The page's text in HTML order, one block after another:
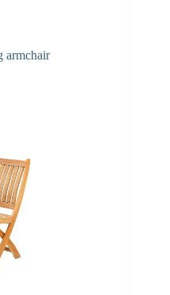
armchair